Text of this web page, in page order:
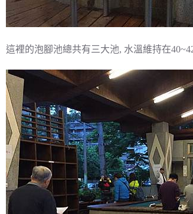
這裡的泡腳池總共有三大池, 水溫維持在